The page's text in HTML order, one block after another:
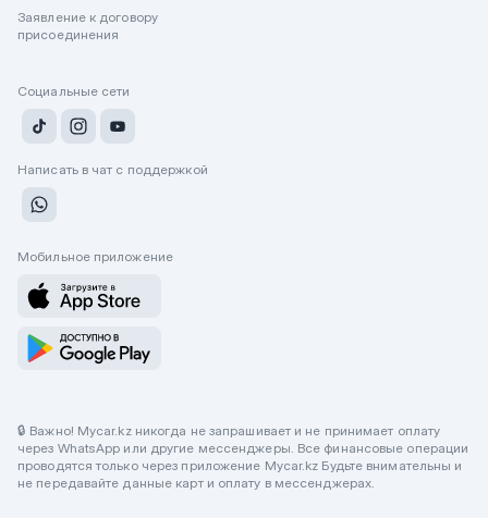
Заявление к договору
присоединения
Социальные сети
Написать в чат с поддержкой
Мобильное приложение
🔒 Важно! Mycar.kz никогда не запрашивает и не принимает оплату
через WhatsApp или другие мессенджеры. Все финансовые операции
проводятся только через приложение Mycar.kz Будьте внимательны и
не передавайте данные карт и оплату в мессенджерах.